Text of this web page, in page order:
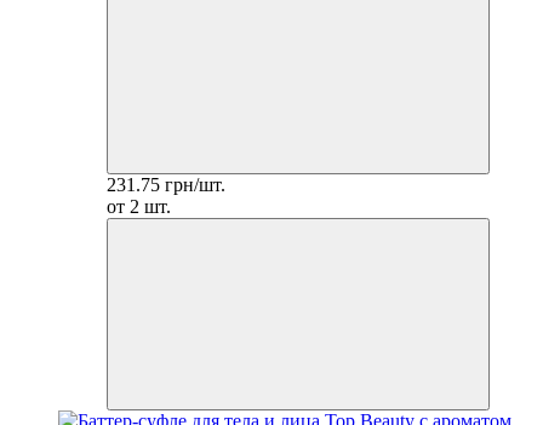
231.75 грн/шт.
от 2 шт.